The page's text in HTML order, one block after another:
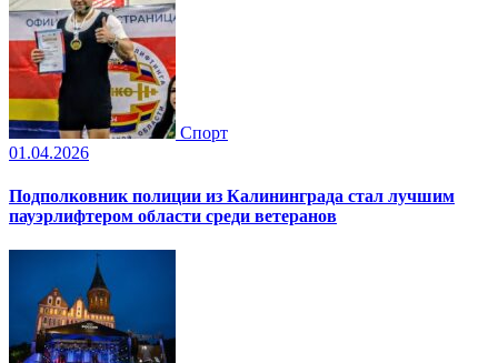
Спорт
01.04.2026
Подполковник полиции из Калининграда стал лучшим
пауэрлифтером области среди ветеранов